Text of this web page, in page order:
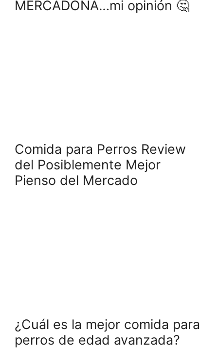
MERCADONA…mi opinión 🤔
Comida para Perros Review
del Posiblemente Mejor
Pienso del Mercado
¿Cuál es la mejor comida para
perros de edad avanzada?